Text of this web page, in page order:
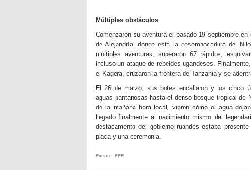
Múltiples obstáculos
Comenzaron su aventura el pasado 19 septiembre
de Alejandría, donde está la desembocadura del
múltiples aventuras, superaron 67 rápidos,
incluso un ataque de rebeldes ugandeses.
el Kagera, cruzaron la frontera de Tanzania y se
El 26 de marzo, sus botes encallaron y los cinco
aguas pantanosas hasta el denso bosque tropical de
de la mañana hora local, vieron cómo el agua
llegado finalmente al nacimiento mismo del
destacamento del gobierno ruandés estaba
placa y una ceremonia.
Fuente: EFE